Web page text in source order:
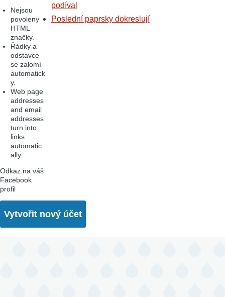
Nejsou
povoleny
HTML
značky.
Řádky a
odstavce
se zalomí
automatick
y.
Web page
addresses
and email
addresses
turn into
links
automatic
ally.
Odkaz na váš
Facebook
profil
podíval
Poslední paprsky dokreslují